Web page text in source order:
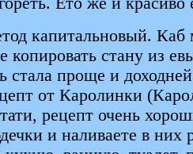
капитальновый.
копировать стану из
стала проще и
от Каролинки
рецепт очень
и наливаете в них